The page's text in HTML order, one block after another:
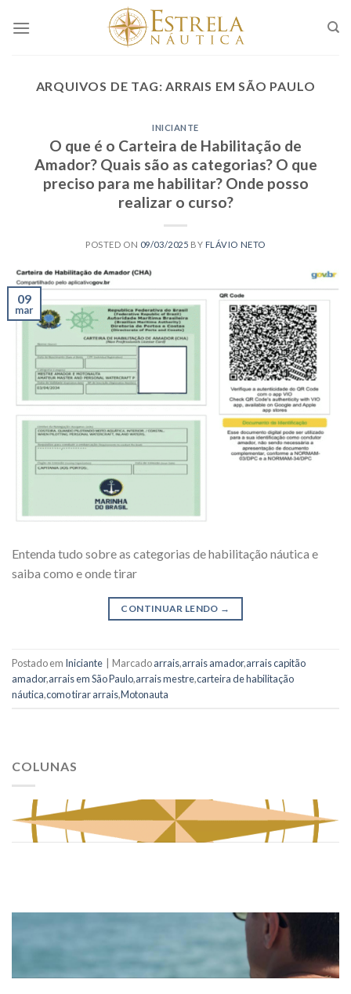
ARQUIVOS DE TAG:ARRAIS EM SÃO PAULO
INICIANTE
O que é o Carteira de Habilitação de
Amador? Quais são as categorias? O que
preciso para me habilitar? Onde posso
realizar o curso?
POSTED ON 09/03/2025 BY FLÁVIO NETO
09
mar
Entenda tudo sobre as categorias de habilitação náutica e
saiba como e onde tirar
CONTINUAR LENDO →
Postado em Iniciante Marcadoarrais,arrais amador,arrais capitão
amador,arrais em São Paulo,arrais mestre,carteira de habilitação
náutica,como tirar arrais,Motonauta
COLUNAS